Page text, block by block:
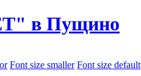
в Пущино
Font size smaller Font size default